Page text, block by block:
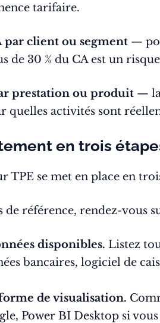
tarifaire.
client ou segment —
de 30 % du CA est un
prestation ou produit — la
quelles activités sont
en trois
TPE se met en place en
de référence, rendez-vous
disponibles. Listez
bancaires, logiciel de
de visualisation.
Power BI Desktop si